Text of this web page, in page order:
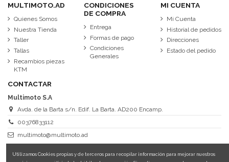
MULTIMOTO.AD
Quienes Somos
Nuestra Tienda
Taller
Tallas
Recambios piezas
KTM
CONDICIONES
DE COMPRA
Entrega
Formas de pago
Condiciones
Generales
MI CUENTA
Mi Cuenta
Historial de pedidos
Direcciones
Estado del pedido
CONTACTAR
Multimoto S.A
Avda. de la Barta s/n. Edif. La Barta. AD200 Encamp.
00376833112
multimoto@multimoto.ad
Utilizamos Cookies propias y de terceros para recopilar información para mejorar nuestros